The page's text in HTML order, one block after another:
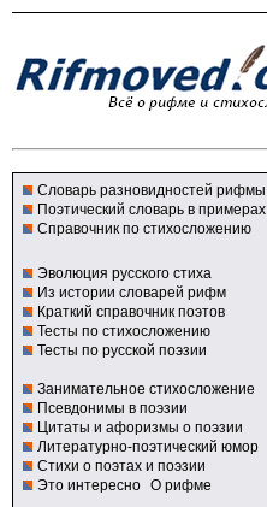
Словарь разновидностей рифмы
Поэтический словарь в примерах
Справочник по стихосложению
Эволюция русского стиха
Из истории словарей рифм
Краткий справочник поэтов
Тесты по стихосложению
Тесты по русской поэзии
Занимательное стихосложение
Псевдонимы в поэзии
Цитаты и афоризмы о поэзии
Литературно-поэтический юмор
Стихи о поэтах и поэзии
Это интересно О рифме